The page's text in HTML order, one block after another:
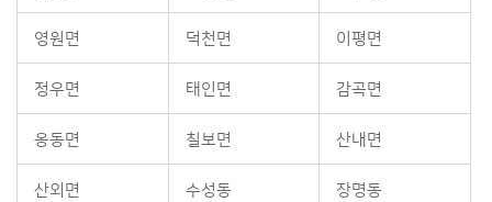
영원면 덕천면 이평면
정우면 태인면 감곡면
옹동면 칠보면 산내면
산외면 수성동 장명동